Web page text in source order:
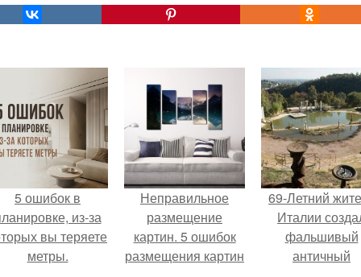
5 ошибок в
из-за
вы теряете
метры.
Неправильное
размещение
картин. 5 ошибок
размещения картин
69-Летний
Италии
фальшивый
античный